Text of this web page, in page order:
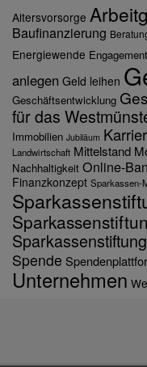
Altersvorsorge
Baufinanzierung
Energiewende Engagement
anlegen Geld leihen
Geschäftsentwicklung
für das
Immobilien Jubiläum
Landwirtschaft Mittelstand
Nachhaltigkeit Online-
Finanzkonzept Sparkassen-
Spende
Unternehmen